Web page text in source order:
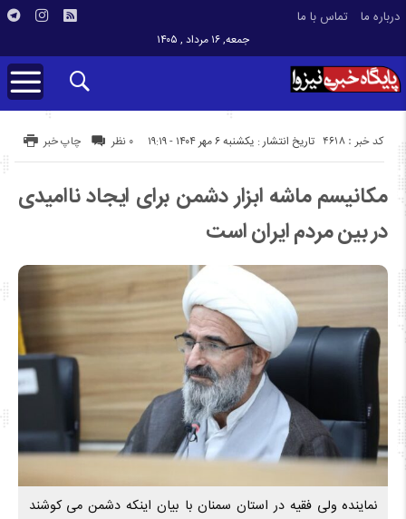
درباره ما تماس با ما
جمعه, ۱۶ مرداد , ۱۴۰۵
تاریخ انتشار : یکشنبه ۶ مهر ۱۴۰۴ - ۱۹:۱۹ کد خبر : 4618 چاپ خبر ۰ نظر
مکانیسم ماشه ابزار دشمن برای ایجاد ناامیدی
در بین مردم ایران است
نماینده ولی فقیه در استان سمنان با بیان اینکه دشمن می کوشند